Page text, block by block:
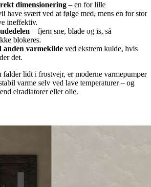
dimensionering – en for lille
have svært ved at følge med, mens en for stor
ineffektiv.
– fjern sne, blade og is, så
blokeres.
anden varmekilde ved ekstrem kulde, hvis
det.
falder lidt i frostvejr, er moderne varmepumper
varme selv ved lave temperaturer – og
elradiatorer eller olie.